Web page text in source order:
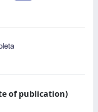
of publication)